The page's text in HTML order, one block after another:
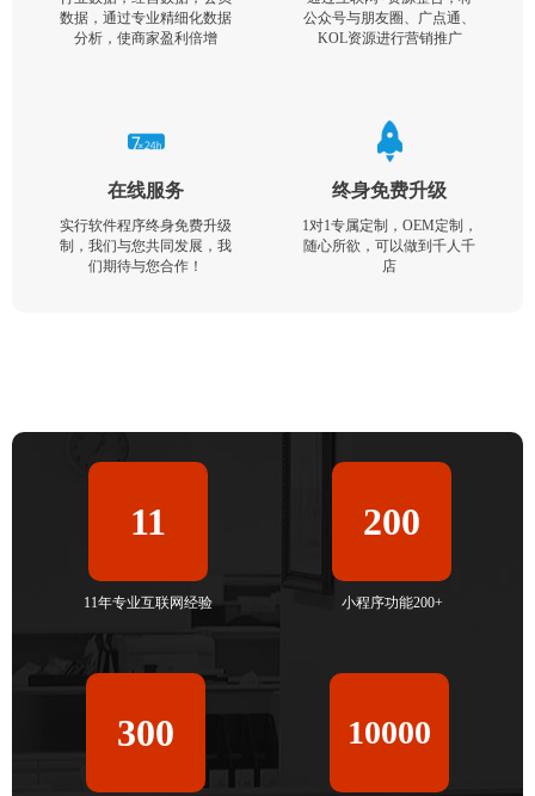
数据，通过专业精细化数据
分析，使商家盈利倍增
公众号与朋友圈、广点通、
KOL资源进行营销推广
在线服务
实行软件程序终身免费升级
制，我们与您共同发展，我
们期待与您合作！
终身免费升级
1对1专属定制，OEM定制，
随心所欲，可以做到千人千
店
11
11年专业互联网经验
200
小程序功能200+
300 10000